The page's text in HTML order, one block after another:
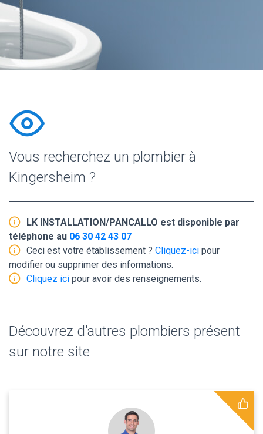
Vous recherchez un plombier à
Kingersheim ?
LK INSTALLATION/PANCALLO est disponible par
téléphone au 06 30 42 43 07
Ceci est votre établissement ? Cliquez-ici pour
modifier ou supprimer des informations.
Cliquez ici pour avoir des renseignements.
Découvrez d'autres plombiers présent
sur notre site